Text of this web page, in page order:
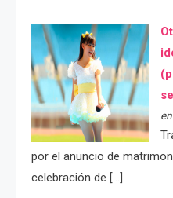
por el anuncio de
celebración de […]